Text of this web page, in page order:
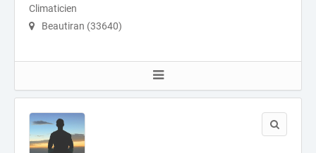
Climaticien
Beautiran (33640)